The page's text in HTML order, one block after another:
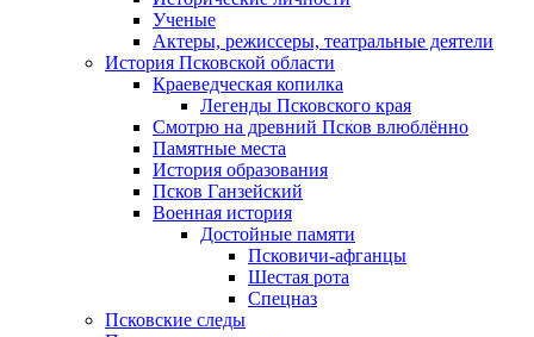
Ученые
Актеры, режиссеры, театральные деятели
История Псковской области
Краеведческая копилка
Легенды Псковского края
Смотрю на древний Псков влюблённо
Памятные места
История образования
Псков Ганзейский
Военная история
Достойные памяти
Псковичи-афганцы
Шестая рота
Спецназ
Псковские следы